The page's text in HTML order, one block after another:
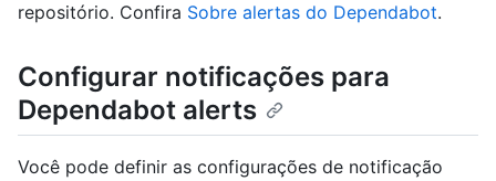
repositório. Confira Sobre alertas do Dependabot.
Configurar notificações para
Dependabot alerts
Você pode definir as configurações de notificação